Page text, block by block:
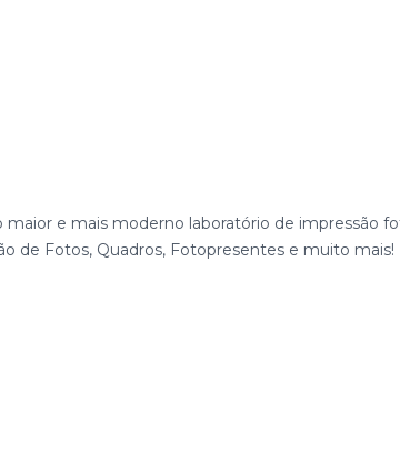
e mais moderno laboratório de impressão
de Fotos, Quadros, Fotopresentes e muito mais!